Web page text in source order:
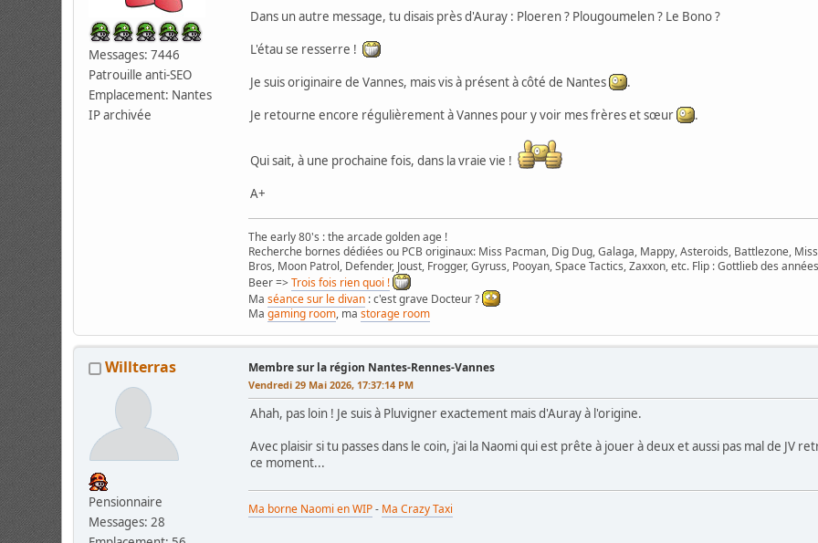
Messages: 7446
Patrouille anti-SEO
Emplacement: Nantes
IP archivée
Dans un autre message, tu disais près d'Auray : Ploeren ? Plougoumelen ? Le Bono ?
L'étau se resserre !
Je suis originaire de Vannes, mais vis à présent à côté de Nantes
.
Je retourne encore régulièrement à Vannes pour y voir mes frères et sœur
.
Qui sait, à une prochaine fois, dans la vraie vie !
A+
The early 80's : the arcade golden age !
Recherche bornes dédiées ou PCB originaux: Miss Pacman, Dig Dug, Galaga, Mappy, Asteroids, Battlezone,
Bros, Moon Patrol, Defender, Joust, Frogger, Gyruss, Pooyan, Space Tactics, Zaxxon, etc. Flip : Gottlieb des
Beer =>Trois fois rien quoi !
Maséance sur le divan : c'est grave Docteur ?
Magaming room, mastorage room
Willterras
Pensionnaire
Messages: 28
Membre sur la région Nantes-Rennes-Vannes
Vendredi 29 Mai 2026, 17:37:14 PM
Ahah, pas loin ! Je suis à Pluvigner exactement mais d'Auray à l'origine.
Avec plaisir si tu passes dans le coin, j'ai la Naomi qui est prête à jouer à deux et aussi pas mal de JV
ce moment...
Ma borne Naomi en WIP- Ma Crazy Taxi